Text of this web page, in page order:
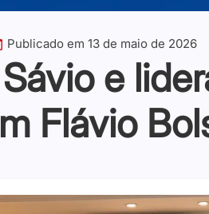
Publicado em 13 de maio de 2026
e
Flávio